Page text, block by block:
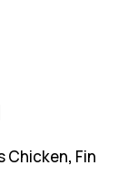
Chicken, Fin